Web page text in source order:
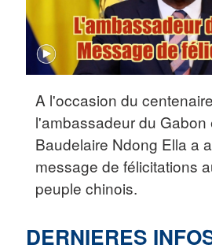
A l'occasion du
l'ambassadeur du Gabon
Baudelaire Ndong Ella a
message de félicitations
peuple chinois.
DERNIERES